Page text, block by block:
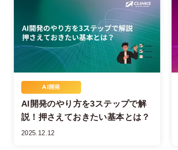
AI開発
AI開発のやり方を3ステップで解
説！押さえておきたい基本とは？
2025.12.12